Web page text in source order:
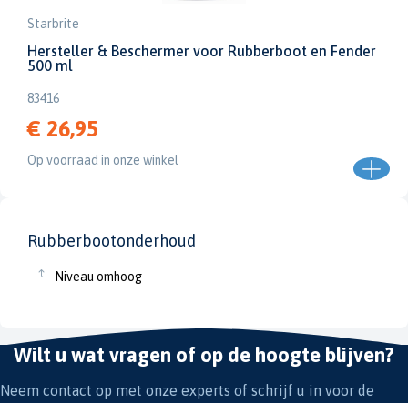
Rubberbootonderhoud
Niveau omhoog
Starbrite
Hersteller & Beschermer voor Rubberboot en Fender
500 ml
83416
€ 26,95
Op voorraad in onze winkel
Wilt u wat vragen of op de hoogte blijven?
Neem contact op met onze experts of schrijf u in voor de